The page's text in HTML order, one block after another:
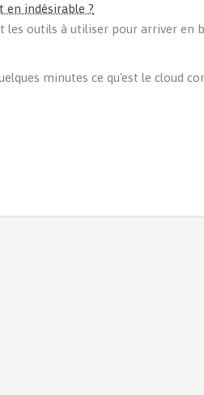
en indésirable ?
outils à utiliser pour arriver en
minutes ce qu'est le cloud